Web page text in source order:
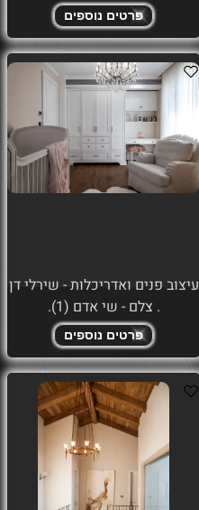
פרטים נוספים
עיצוב פנים ואדריכלות - שירלי דן
. צלם - שי אדם (1).
פרטים נוספים